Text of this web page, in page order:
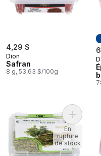
4,29 $
Dion
Safran
8 g, 53,63 $/100g
Grains de poivre noir au
Ajouter
En
rupture
de stock